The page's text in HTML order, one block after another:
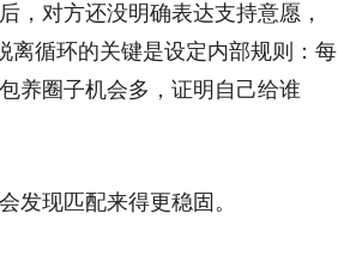
，对方还没明确表达支持意愿，
离循环的关键是设定内部规则：每
养圈子机会多，证明自己给谁
发现匹配来得更稳固。